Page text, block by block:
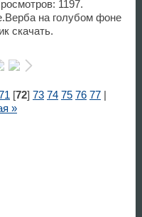
1197.
на голубом фоне
скачать.
[72] 73 74 75 76 77|
»